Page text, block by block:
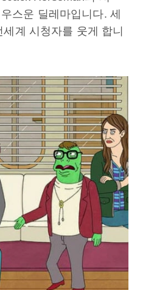
스운 딜레마입니다. 세
계 시청자를 웃게 합니